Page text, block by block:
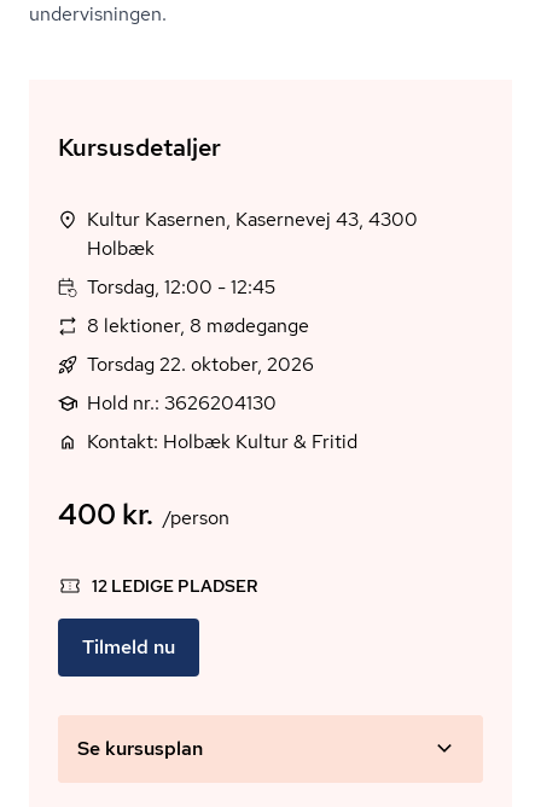
undervisningen.
Kursusdetaljer
Kultur Kasernen, Kasernevej 43, 4300
Holbæk
Torsdag, 12:00 - 12:45
8 lektioner, 8 mødegange
Torsdag 22. oktober, 2026
Hold nr.: 3626204130
Kontakt: Holbæk Kultur & Fritid
400 kr. /person
12 LEDIGE PLADSER
Tilmeld nu
Se kursusplan